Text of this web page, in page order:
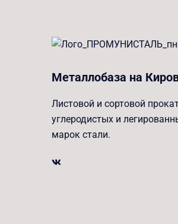
Металлобаза на
Листовой и сортовой
углеродистых и
марок стали.